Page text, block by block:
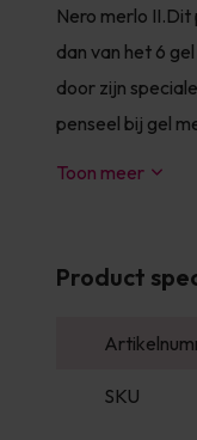
Nero merlo
dan van het 6
door zijn
penseel bij gel
Toon meer
Product
SKU